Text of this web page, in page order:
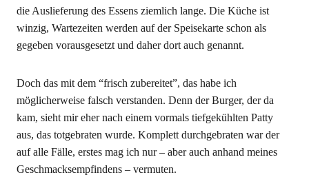
die Auslieferung des Essens ziemlich lange. Die Küche ist
winzig, Wartezeiten werden auf der Speisekarte schon als
gegeben vorausgesetzt und daher dort auch genannt.
Doch das mit dem “frisch zubereitet”, das habe ich
möglicherweise falsch verstanden. Denn der Burger, der da
kam, sieht mir eher nach einem vormals tiefgekühlten Patty
aus, das totgebraten wurde. Komplett durchgebraten war der
auf alle Fälle, erstes mag ich nur – aber auch anhand meines
Geschmacksempfindens – vermuten.